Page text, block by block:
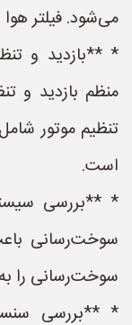
می‌شود. فیلتر
* **بازدید و
منظم بازدید و
تنظیم موتور
است.
* **بررسی
سوخت‌رسانی
سوخت‌رسانی را
* **بررسی